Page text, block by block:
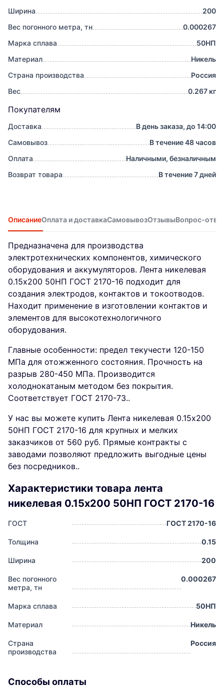
Ширина
200
Вес погонного метра, тн
0.000267
Марка сплава
50НП
Материал
Никель
Страна производства
Россия
Вес
0.267 кг
Покупателям
Доставка
В день заказа, до 14:00
Самовывоз
В течение 48 часов
Оплата
Наличными, безналичным
Возврат товара
В течение 7 дней
ОписаниеОплата и доставкаСамовывозОтзывыВопрос-
Предназначена для производства
электротехнических компонентов, химического
оборудования и аккумуляторов. Лента никелевая
0.15x200 50НП ГОСТ 2170-16 подходит для
создания электродов, контактов и токоотводов.
Находит применение в изготовлении контактов и
элементов для высокотехнологичного
оборудования.
Главные особенности: предел текучести 120-150
МПа для отожженного состояния. Прочность на
разрыв 280-450 МПа. Производится
холоднокатаным методом без покрытия.
Соответствует ГОСТ 2170-73..
У нас вы можете купить Лента никелевая 0.15x200
50НП ГОСТ 2170-16 для крупных и мелких
заказчиков от 560 руб. Прямые контракты с
заводами позволяют предложить выгодные цены
без посредников..
Характеристики товара лента
никелевая 0.15x200 50НП ГОСТ 2170-16
ГОСТ ГОСТ 2170-16
Толщина 0.15
Ширина 200
Вес погонного
метра, тн
0.000267
Марка сплава 50НП
Материал Никель
Страна
производства
Россия
Способы оплаты